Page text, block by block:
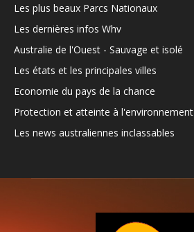
Les plus beaux Parcs Nationaux
Les dernières infos Whv
Australie de l'Ouest - Sauvage et isolé
Les états et les principales villes
Economie du pays de la chance
Protection et atteinte à l'environnement
Les news australiennes inclassables